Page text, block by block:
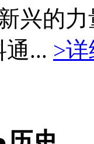
兴的
通... >